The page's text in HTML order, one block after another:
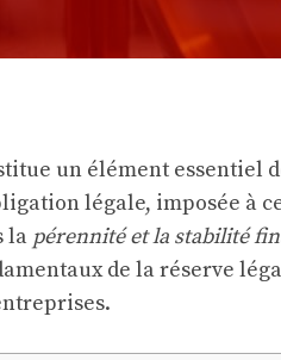
un élément essentiel
légale, imposée à
la pérennité et la stabilité
de la réserve